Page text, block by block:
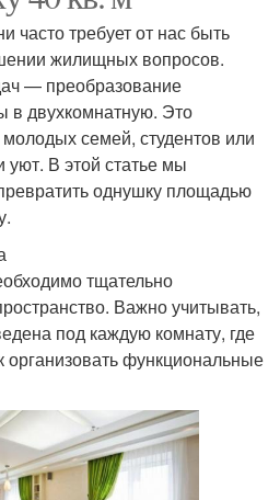
требует от нас быть
жилищных вопросов.
— преобразование
в двухкомнатную. Это
семей, студентов или
уют. В этой статье мы
однушку площадью
тщательно
Важно учитывать,
под каждую комнату, где
организовать функциональные